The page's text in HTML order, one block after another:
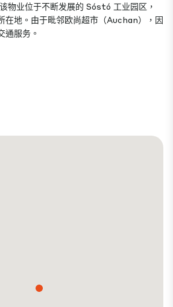
物业位于不断发展的 Sóstó 工业园区，
在地。由于毗邻欧尚超市（Auchan），因
通服务。